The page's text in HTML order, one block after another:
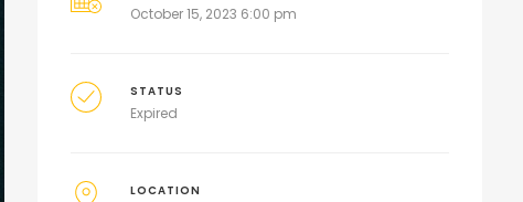
October 15, 2023 6:00 pm
STATUS
Expired
LOCATION